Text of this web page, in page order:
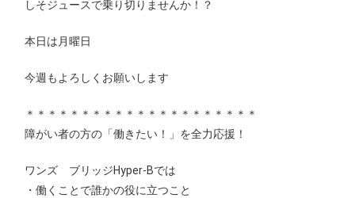
しそジュースで乗り切りませんか！？
本日は月曜日
今週もよろしくお願いします
＊＊＊＊＊＊＊＊＊＊＊＊＊＊＊＊＊＊＊＊＊
障がい者の方の「働きたい！」を全力応援！
ワンズ ブリッジHyper-Bでは
・働くことで誰かの役に立つこと